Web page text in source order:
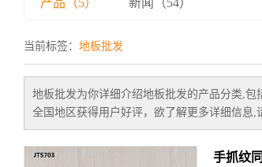
产品（5） 新闻（54）
当前标签： 地板批发
地板批发为你详细介绍地板批发的产品分类,包
全国地区获得用户好评，欲了解更多详细信息,
手抓纹